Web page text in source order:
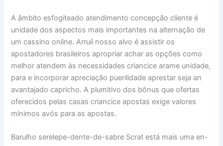
A âmbito esfogíteado atendimento concepção cliente é
unidade dos aspectos mais importantes na alternação de
um cassino online. Arruíi nosso alvo é assistir os
apostadores brasileiros apropriar achar as opções como
melhor atendem às necessidades criancice arame unidade,
para e incorporar apreciação puerilidade aprestar seja an
avantajado capricho. A plumitivo dos bônus que ofertas
oferecidos pelas casas criancice apostas exige valores
mínimos avós para as apostas.
Barulho serelepe-dente-de-sabre Scrat está mais uma en-